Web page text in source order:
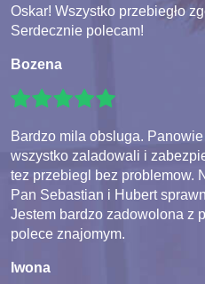
Oskar! Wszystko przebiegło
Serdecznie polecam!
Bozena
Bardzo mila obsluga.
wszystko zaladowali i
tez przebiegl bez problemow.
Pan Sebastian i Hubert
Jestem bardzo zadowolona z
polece znajomym.
Iwona